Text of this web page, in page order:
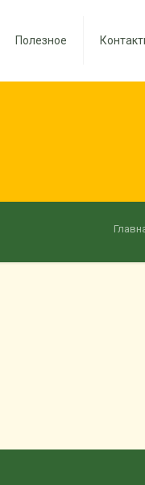
Полезное